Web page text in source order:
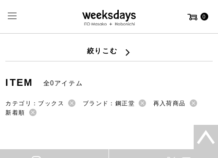
0
絞りこむ
ITEM 全0アイテム
カテゴリ：ブックス ブランド：鋼正堂
再入荷商品
新着順